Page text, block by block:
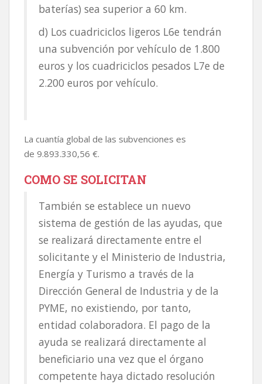
baterías) sea superior a 60 km.
d) Los cuadriciclos ligeros L6e tendrán
una subvención por vehículo de 1.800
euros y los cuadriciclos pesados L7e de
2.200 euros por vehículo.
La cuantía global de las subvenciones es
de 9.893.330,56 €.
COMO SE SOLICITAN
También se establece un nuevo
sistema de gestión de las ayudas, que
se realizará directamente entre el
solicitante y el Ministerio de Industria,
Energía y Turismo a través de la
Dirección General de Industria y de la
PYME, no existiendo, por tanto,
entidad colaboradora. El pago de la
ayuda se realizará directamente al
beneficiario una vez que el órgano
competente haya dictado resolución